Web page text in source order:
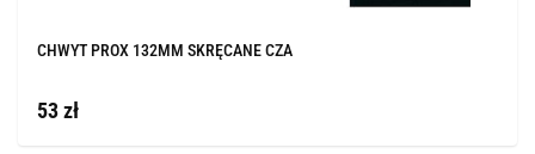
CHWYT PROX 132MM SKRĘCANE CZA
53 zł